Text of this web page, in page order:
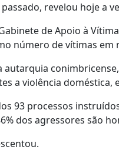
revelou hoje a
de Apoio à
número de vítimas
autarquia
a violência doméstica,
93 processos
dos agressores são